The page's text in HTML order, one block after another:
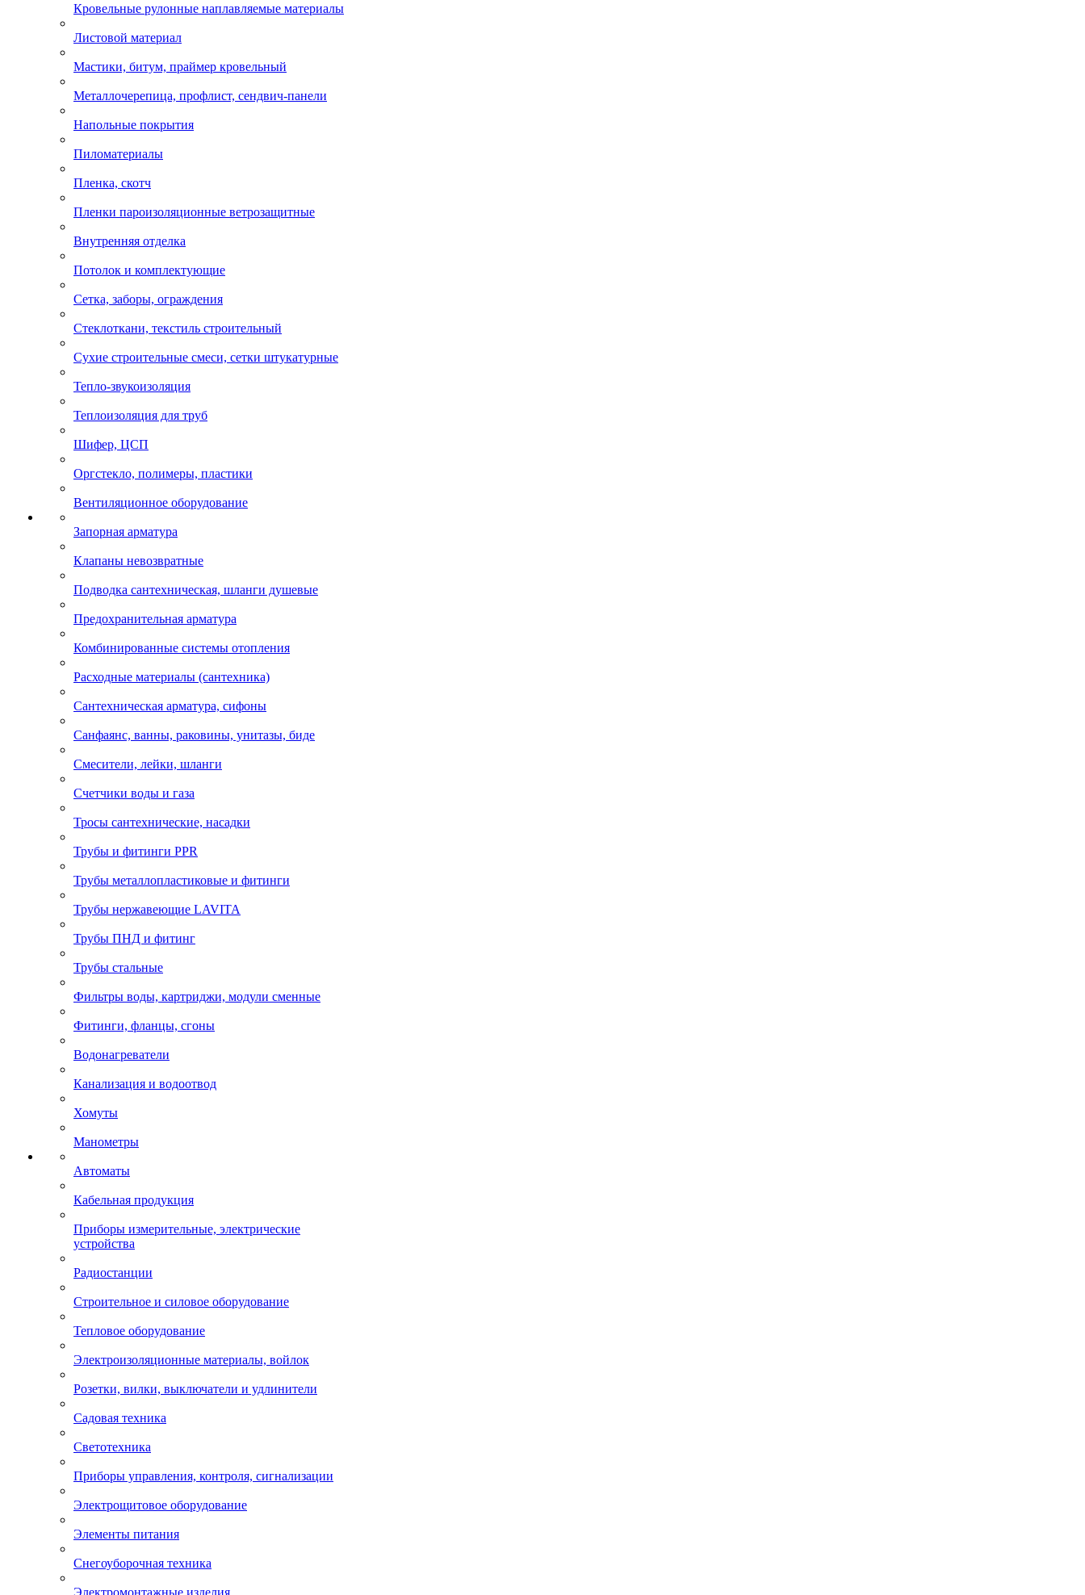
Кровельные рулонные наплавляемые материалы
Листовой материал
Мастики, битум, праймер кровельный
Металлочерепица, профлист, сендвич-панели
Напольные покрытия
Пиломатериалы
Пленка, скотч
Пленки пароизоляционные ветрозащитные
Внутренняя отделка
Потолок и комплектующие
Сетка, заборы, ограждения
Стеклоткани, текстиль строительный
Сухие строительные смеси, сетки штукатурные
Тепло-звукоизоляция
Теплоизоляция для труб
Шифер, ЦСП
Оргстекло, полимеры, пластики
Вентиляционное оборудование
Запорная арматура
Клапаны невозвратные
Подводка сантехническая, шланги душевые
Предохранительная арматура
Комбинированные системы отопления
Расходные материалы (сантехника)
Сантехническая арматура, сифоны
Санфаянс, ванны, раковины, унитазы, биде
Смесители, лейки, шланги
Счетчики воды и газа
Тросы сантехнические, насадки
Трубы и фитинги PPR
Трубы металлопластиковые и фитинги
Трубы нержавеющие LAVITA
Трубы ПНД и фитинг
Трубы стальные
Фильтры воды, картриджи, модули сменные
Фитинги, фланцы, сгоны
Водонагреватели
Канализация и водоотвод
Хомуты
Манометры
Автоматы
Кабельная продукция
Приборы измерительные, электрические
устройства
Радиостанции
Строительное и силовое оборудование
Тепловое оборудование
Электроизоляционные материалы, войлок
Розетки, вилки, выключатели и удлинители
Садовая техника
Светотехника
Приборы управления, контроля, сигнализации
Электрощитовое оборудование
Элементы питания
Снегоуборочная техника
Электромонтажные изделия